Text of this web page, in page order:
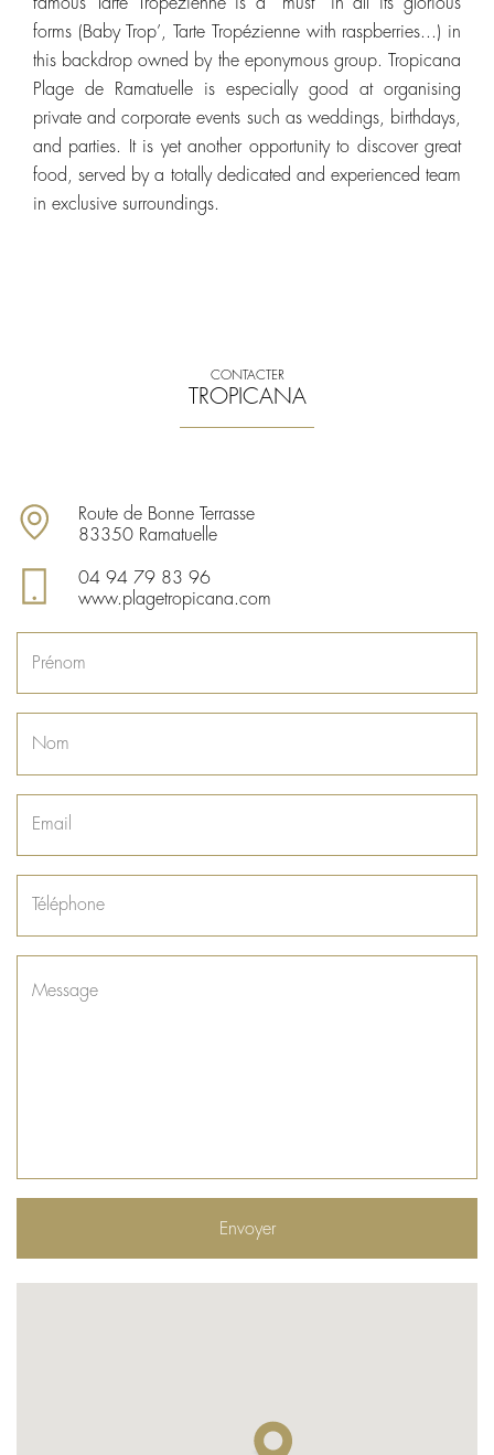
forms (Baby Trop’, Tarte Tropézienne with raspberries...) in
this backdrop owned by the eponymous group. Tropicana
Plage de Ramatuelle is especially good at organising
private and corporate events such as weddings, birthdays,
and parties. It is yet another opportunity to discover great
food, served by a totally dedicated and experienced team
in exclusive surroundings.
CONTACTER
TROPICANA
Route de Bonne Terrasse
83350 Ramatuelle
04 94 79 83 96
www.plagetropicana.com